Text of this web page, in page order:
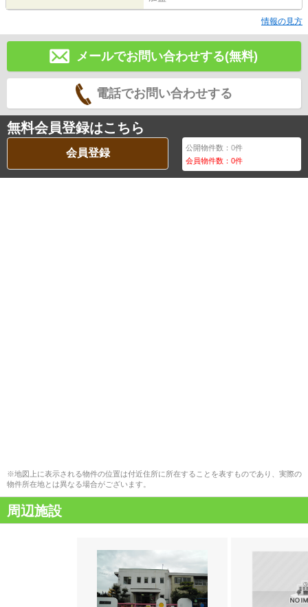
情報の見方
メールでお問い合わせする(無料)
電話でお問い合わせする
無料会員登録はこちら
会員登録 公開物件数：0件
会員物件数：0件
※地図上に表示される物件の位置は付近住所に所在することを表すものであり、実際の
物件所在地とは異なる場合がございます。
周辺施設